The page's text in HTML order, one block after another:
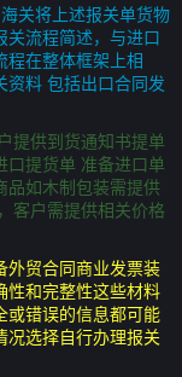
关将上述报关单货物
关流程简述，与进口
程在整体框架上相
资料 包括出口合同发
提供到货通知书提单
口提货单 准备进口单
品如木制包装需提供
客户需提供相关价格
外贸合同商业发票装
性和完整性这些材料
或错误的信息都可能
况选择自行办理报关